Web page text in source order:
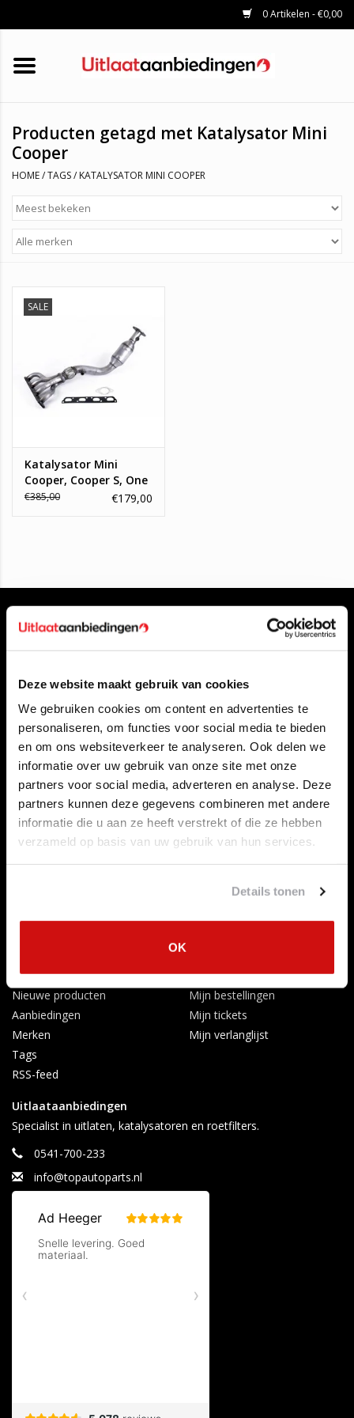
Deze website maakt gebruik van cookies
We gebruiken cookies om content en advertenties te
personaliseren, om functies voor social media te bieden
en om ons websiteverkeer te analyseren. Ook delen we
informatie over uw gebruik van onze site met onze
partners voor social media, adverteren en analyse. Deze
partners kunnen deze gegevens combineren met andere
informatie die u aan ze heeft verstrekt of die ze hebben
verzameld op basis van uw gebruik van hun services.
Details tonen
OK
0 Artikelen - €0,00
HOME
KATALYSATOREN
UNIVERSELE UITLAATDELEN
MERKEN
Producten getagd met Katalysator Mini
Cooper
HOME/TAGS/ KATALYSATOR MINI COOPER
SALE
Katalysator Mini
Cooper, Cooper S, One
1.6 16_V
€385,00 €179,00
Klantenservice
Contact opnemen
Over ons
Betaalmethoden
Algemene voorwaarden
Herroepingsrecht
Privacy Policy
Verzenden & retourneren
Afkoelingsperiode
Formulier Herroepingsrecht
Alle producten
Nieuwe producten
Aanbiedingen
Merken
Tags
RSS-feed
Registreren
Mijn bestellingen
Mijn tickets
Mijn verlanglijst
Uitlaataanbiedingen
Specialist in uitlaten, katalysatoren en roetfilters.
0541-700-233
info@topautoparts.nl